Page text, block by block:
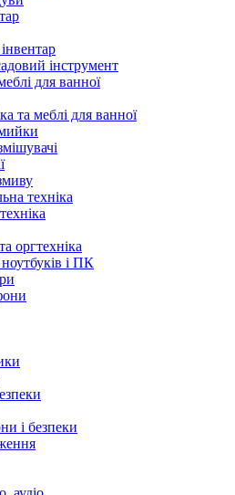
інструмент
для ванної
та меблі для ванної
техніка
оргтехніка
і ПК
і безпеки